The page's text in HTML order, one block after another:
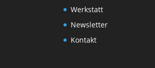
Werkstatt
Newsletter
Kontakt